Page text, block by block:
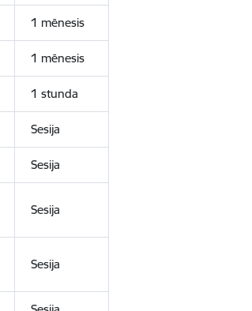
1 mēnesis
1 mēnesis
1 stunda
Sesija
Sesija
Sesija
Sesija